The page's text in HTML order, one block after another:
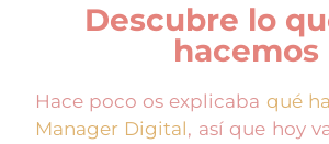
Descubre lo
hacemos
Hace poco os explicaba qué
Manager Digital, así que hoy